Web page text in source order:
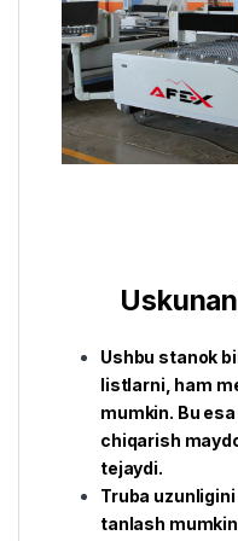
Ushbu stanok
listlarni, ham
mumkin. Bu
chiqarish
tejaydi.
Truba
tanlash